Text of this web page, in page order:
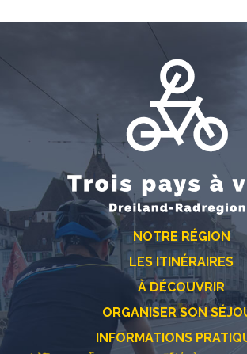
NOTRE RÉGION
LES ITINÉRAIRES
À DÉCOUVRIR
ORGANISER SON
INFORMATIONS